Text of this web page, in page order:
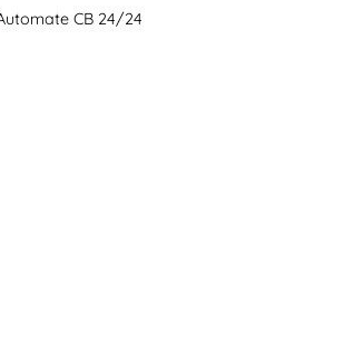
CB 24/24